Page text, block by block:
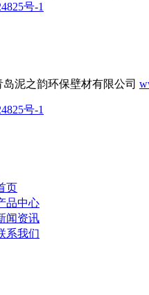
号-1
泥之韵环保壁材有限公司
号-1
页
品中心
闻资讯
系我们